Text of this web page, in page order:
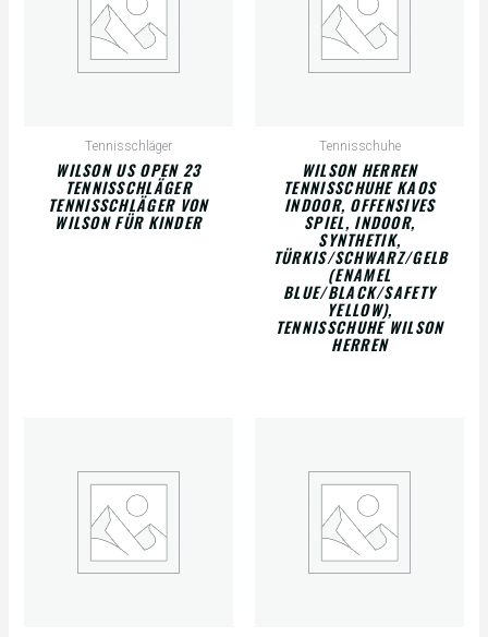
Tennisschläger
WILSON US OPEN 23
TENNISSCHLÄGER
TENNISSCHLÄGER VON
WILSON FÜR KINDER
Tennisschuhe
WILSON HERREN
TENNISSCHUHE KAOS
INDOOR, OFFENSIVES
SPIEL, INDOOR,
SYNTHETIK,
TÜRKIS/SCHWARZ/GELB
(ENAMEL
BLUE/BLACK/SAFETY
YELLOW),
TENNISSCHUHE WILSON
HERREN